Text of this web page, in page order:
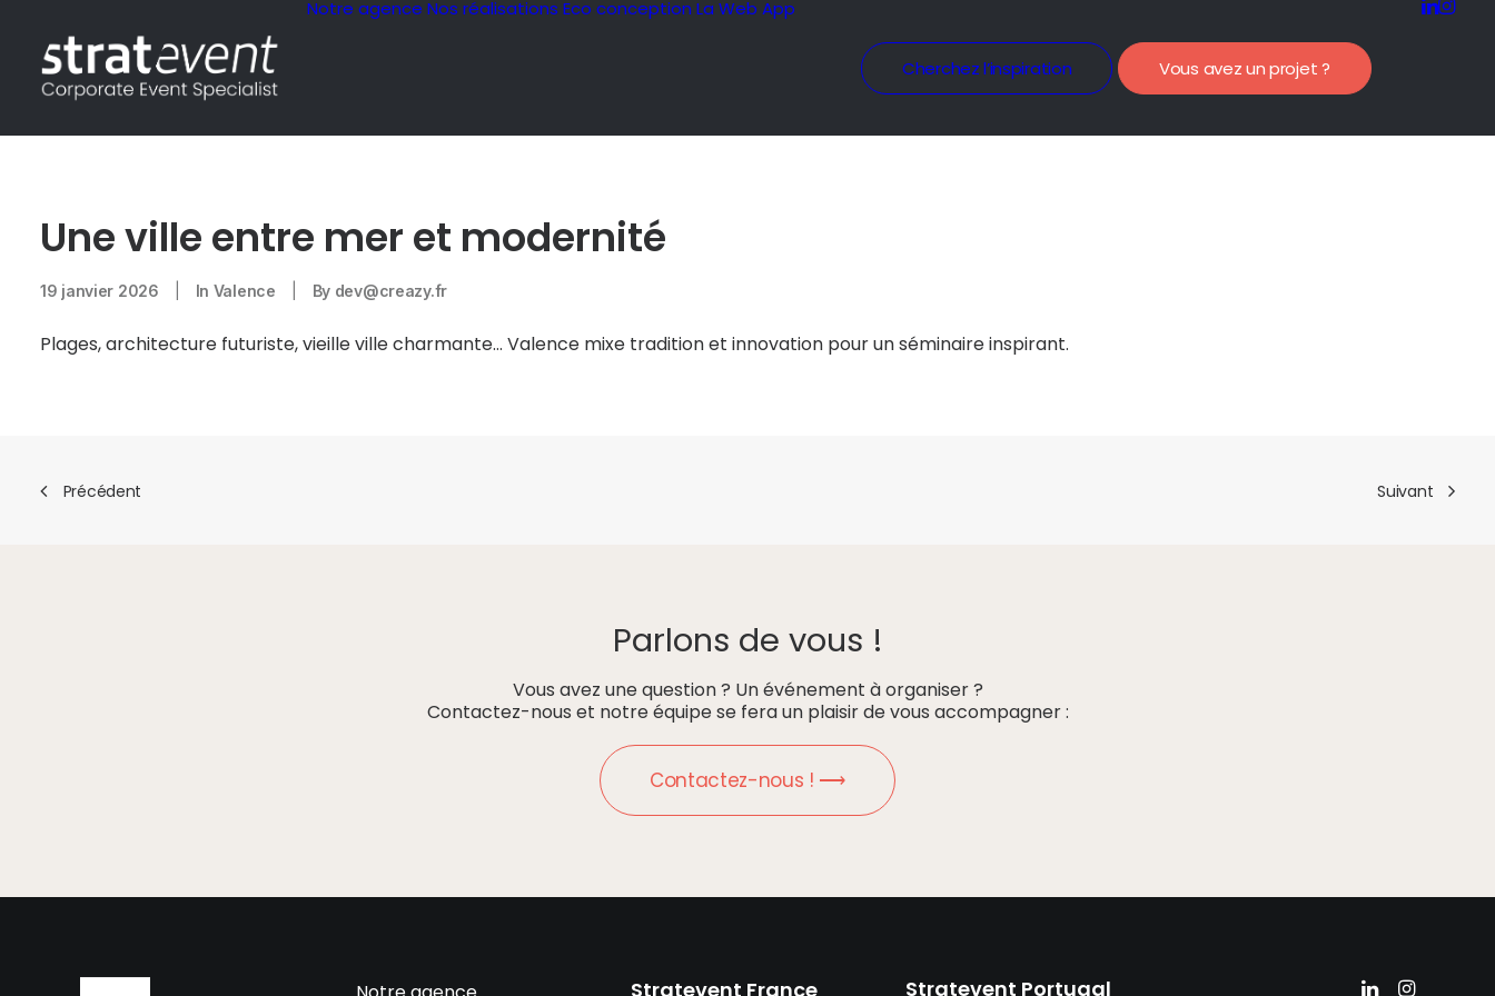
Notre agence Nos réalisations Eco conception La Web App
Cherchez l’inspiration Vous avez un projet ?
Une ville entre mer et modernité
19 janvier 2026 In Valence By dev@creazy.fr
Plages, architecture futuriste, vieille ville charmante… Valence mixe tradition et innovation pour un séminaire inspirant.
Précédent Suivant
Parlons de vous !
Vous avez une question ? Un événement à organiser ?
Contactez-nous et notre équipe se fera un plaisir de vous accompagner :
Contactez-nous ! ⟶
Stratevent France Stratevent Portugal